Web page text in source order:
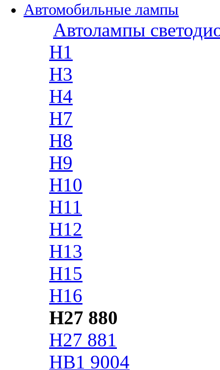
Автомобильные лампы
Автолампы
H1
H3
H4
H7
H8
H9
H10
H11
H12
H13
H15
H16
H27 880
H27 881
HB1 9004